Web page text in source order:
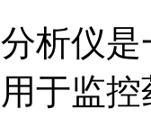
析仪
于监